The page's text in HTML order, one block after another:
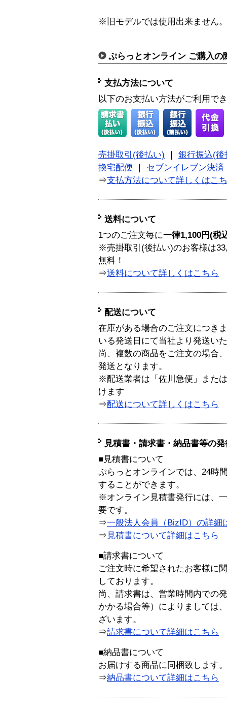
※旧モデルでは使用出来ません。
ぷらっとオンライン ご購入の
支払方法について
以下のお支払い方法がご利用で
売掛取引(後払い)
銀行振込(後
換宅配便
セブンイレブン決済
⇒支払方法について詳しくはこ
送料について
1つのご注文毎に一律1,100円(税
※売掛取引(後払い)のお客様は
無料！
⇒送料について詳しくはこちら
配送について
在庫がある場合のご注文につき
いる発送日にて当社より発送い
尚、複数の商品をご注文の場合
発送となります。
※配送業者は「佐川急便」また
けます
⇒配送について詳しくはこちら
見積書・請求書・納品書等の
■見積書について
ぷらっとオンラインでは、24時
することができます。
※オンライン見積書発行には、
要です。
⇒一般法人会員（BizID）の詳細
⇒ 見積書について詳細はこちら
■請求書について
ご注文時に希望されたお客様に
しております。
尚、請求書は、営業時間内での
かかる場合等）によりましては
ざいます。
⇒請求書について詳細はこちら
■納品書について
お届けする商品に同梱致します。
⇒納品書について詳細はこちら